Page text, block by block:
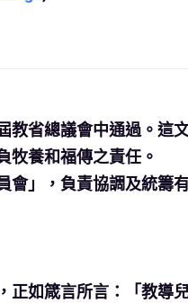
教省總議會中通過。這
牧養和福傳之責任。
」，負責協調及統籌
如箴言所言：「教導